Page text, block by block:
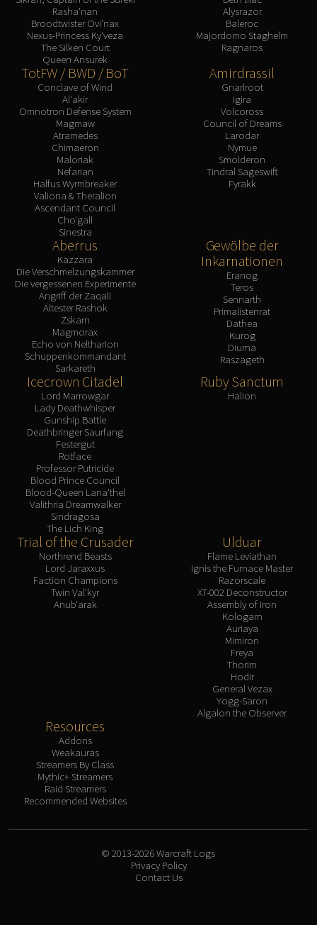
Rasha'nan
Broodtwister Ovi'nax
Nexus-Princess Ky'veza
The Silken Court
Queen Ansurek
Alysrazor
Baleroc
Majordomo Staghelm
Ragnaros
TotFW / BWD / BoT
Conclave of Wind
Al'akir
Omnotron Defense System
Magmaw
Atramedes
Chimaeron
Maloriak
Nefarian
Halfus Wyrmbreaker
Valiona & Theralion
Ascendant Council
Cho'gall
Sinestra
Amirdrassil
Gnarlroot
Igira
Volcoross
Council of Dreams
Larodar
Nymue
Smolderon
Tindral Sageswift
Fyrakk
Aberrus
Kazzara
Die Verschmelzungskammer
Die vergessenen Experimente
Angriff der Zaqali
Ältester Rashok
Zskarn
Magmorax
Echo von Neltharion
Schuppenkommandant
Sarkareth
Gewölbe der
Inkarnationen
Eranog
Teros
Sennarth
Primalistenrat
Dathea
Kurog
Diurna
Raszageth
Icecrown Citadel
Lord Marrowgar
Lady Deathwhisper
Gunship Battle
Deathbringer Saurfang
Festergut
Rotface
Professor Putricide
Blood Prince Council
Blood-Queen Lana'thel
Valithria Dreamwalker
Sindragosa
The Lich King
Ruby Sanctum
Halion
Trial of the Crusader
Northrend Beasts
Lord Jaraxxus
Faction Champions
Twin Val'kyr
Anub'arak
Ulduar
Flame Leviathan
Ignis the Furnace Master
Razorscale
XT-002 Deconstructor
Assembly of Iron
Kologarn
Auriaya
Mimiron
Freya
Thorim
Hodir
General Vezax
Yogg-Saron
Algalon the Observer
Resources
Addons
Weakauras
Streamers By Class
Mythic+ Streamers
Raid Streamers
Recommended Websites
© 2013-2026 Warcraft Logs
Privacy Policy
Contact Us